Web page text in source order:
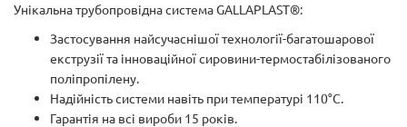
Унікальна трубопровідна система GALLAPLAST®:
Застосування найсучаснішої технології-багатошарової
екструзії та інноваційної сировини-термостабілізованого
поліпропілену.
Надійність системи навіть при температурі 110°С.
Гарантія на всі вироби 15 років.